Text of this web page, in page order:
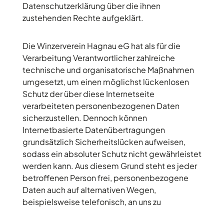
Datenschutzerklärung über die ihnen
zustehenden Rechte aufgeklärt.
Die Winzerverein Hagnau eG hat als für die
Verarbeitung Verantwortlicher zahlreiche
technische und organisatorische Maßnahmen
umgesetzt, um einen möglichst lückenlosen
Schutz der über diese Internetseite
verarbeiteten personenbezogenen Daten
sicherzustellen. Dennoch können
Internetbasierte Datenübertragungen
grundsätzlich Sicherheitslücken aufweisen,
sodass ein absoluter Schutz nicht gewährleistet
werden kann. Aus diesem Grund steht es jeder
betroffenen Person frei, personenbezogene
Daten auch auf alternativen Wegen,
beispielsweise telefonisch, an uns zu